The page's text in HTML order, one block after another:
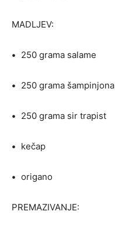
MADLJEV:
• 250 grama salame
• 250 grama šampinjona
• 250 grama sir trapist
• kečap
• origano
PREMAZIVANJE: